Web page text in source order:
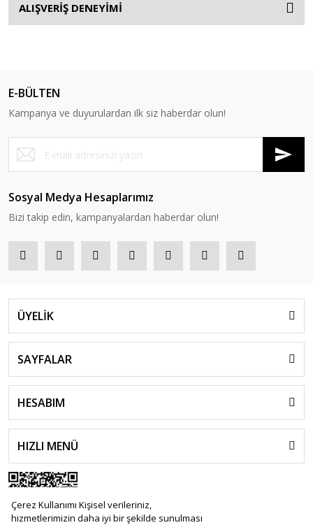
Çerez Kullanımı Kişisel verileriniz,
hizmetlerimizin daha iyi bir şekilde sunulması
ALIŞVERİŞ DENEYİMİ
E-BÜLTEN
Kampanya ve duyurulardan ilk siz haberdar olun!
Sosyal Medya Hesaplarımız
Bizi takip edin, kampanyalardan haberdar olun!
ÜYELİK
SAYFALAR
HESABIM
HIZLI MENÜ